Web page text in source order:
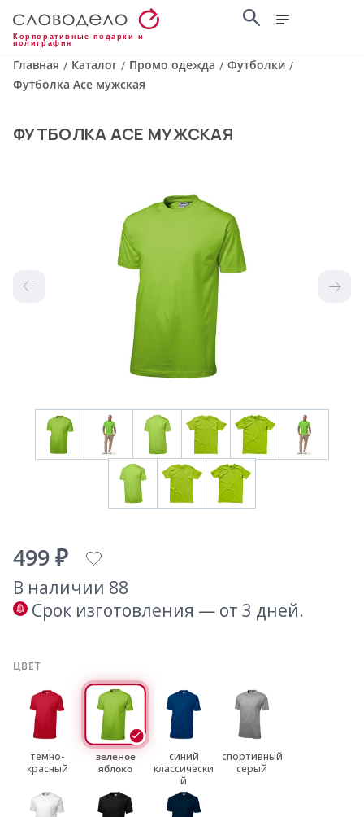
Корпоративные подарки и
полиграфия
Главная / Каталог / Промо одежда / Футболки /
Футболка Ace мужская
ФУТБОЛКА ACE МУЖСКАЯ
499 ₽
В наличии 88
Срок изготовления — от 3 дней.
ЦВЕТ
темно-
красный
зеленое
яблоко
синий
классически
й
спортивный
серый